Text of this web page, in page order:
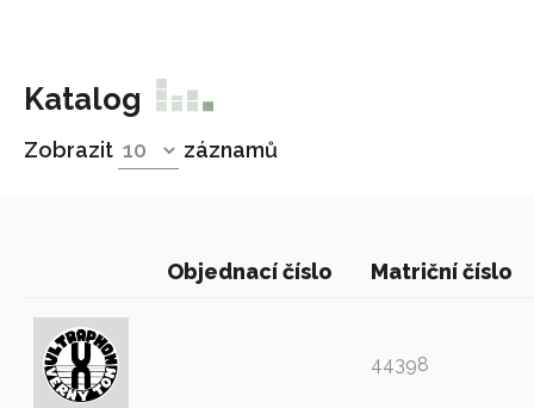
Katalog
Zobrazit záznamů
Objednací číslo Matriční číslo
44398